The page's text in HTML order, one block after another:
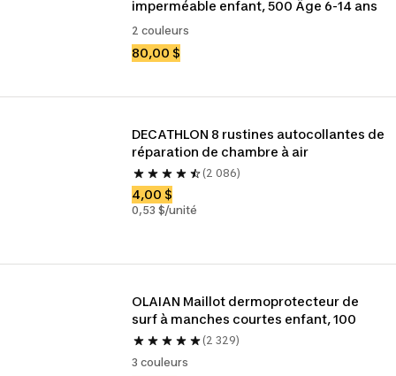
imperméable enfant, 500 Âge 6-14 ans
2 couleurs
80,00 $
DECATHLON 8 rustines autocollantes de
réparation de chambre à air
(2 086)
4,00 $
0,53 $/unité
OLAIAN Maillot dermoprotecteur de
surf à manches courtes enfant, 100
(2 329)
3 couleurs